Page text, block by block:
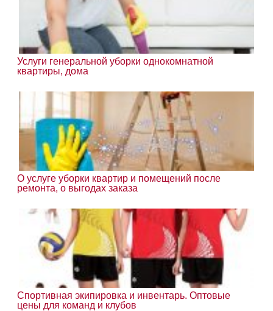
Услуги генеральной уборки однокомнатной
квартиры, дома
О услуге уборки квартир и помещений после
ремонта, о выгодах заказа
Спортивная экипировка и инвентарь. Оптовые
цены для команд и клубов